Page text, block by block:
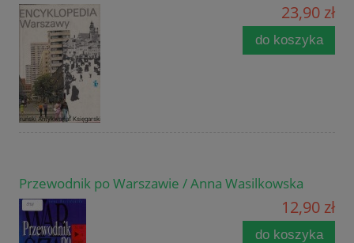
23,90 zł
do koszyka
Przewodnik po Warszawie / Anna Wasilkowska
12,90 zł
do koszyka